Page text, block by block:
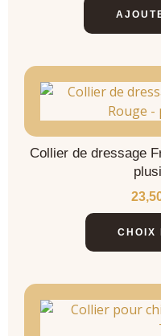
Collier de dressage
CHOIX